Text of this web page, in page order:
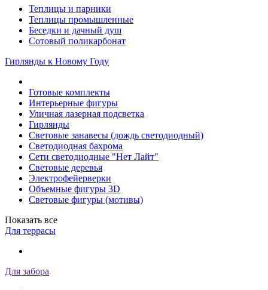
Теплицы и парники
Теплицы промышленные
Беседки и дачный душ
Сотовый поликарбонат
Гирлянды к Новому Году
Готовые комплекты
Интерьерные фигуры
Уличная лазерная подсветка
Гирлянды
Световые занавесы (дождь светодиодный)
Светодиодная бахрома
Сети светодиодные "Нет Лайт"
Световые деревья
Электрофейерверки
Объемные фигуры 3D
Световые фигуры (мотивы)
Показать все
Для террасы
Для забора